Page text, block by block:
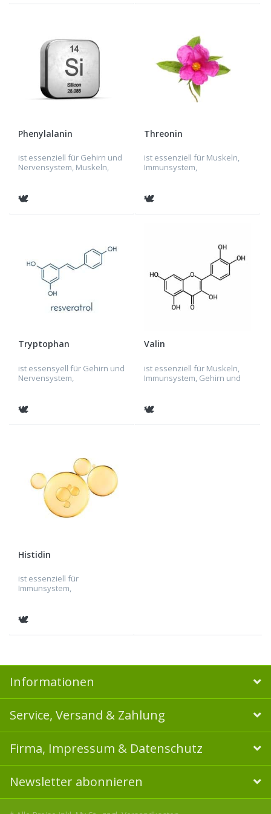
Hormonproduktion und -
Fortpfla...
Phenylalanin
ist essenziell für Gehirn und
Nervensystem, Muskeln,
Verdauungssystem,
Endokrines System,
Kardiovaskuläres System,
🕊
Threonin
ist essenziell für Muskeln,
Immunsystem,
Haut, Haare, Nägel und
Knochen.
🕊
Tryptophan
ist essensyell für Gehirn und
Nervensystem,
Herz-Kreislauf-System, Haut,
Haut und Skelettsystem.
🕊
Valin
ist essenziell für Muskeln,
Immunsystem, Gehirn und
Herz-Kreislauf-System.
Endokrines System,
Verdauungssystem,...
🕊
Histidin
ist essenziell für
Immunsystem,
Muskelgewebe,
Gewebebildung und -
reparatur.
🕊
Informationen
Service, Versand & Zahlung
Firma, Impressum & Datenschutz
Newsletter abonnieren